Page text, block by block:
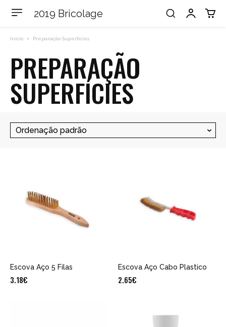
2019 Bricolage
Início Preparação Superfícies
PREPARAÇÃO
SUPERFÍCIES
Escova Aço 5 Filas
3.18€
Escova Aço Cabo Plastico
2.65€